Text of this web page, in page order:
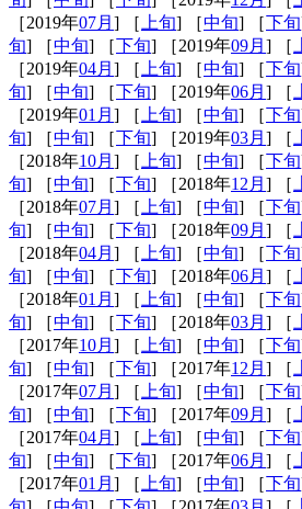
［2019年07月 ] ［ 上旬] ［中旬] ［下旬
旬] ［中旬] ［下旬] ［2019年09月 ] ［
［2019年04月 ] ［ 上旬] ［中旬] ［下旬
旬] ［中旬] ［下旬] ［2019年06月 ] ［
［2019年01月 ] ［ 上旬] ［中旬] ［下旬
旬] ［中旬] ［下旬] ［2019年03月 ] ［
［2018年10月 ] ［ 上旬] ［中旬] ［下旬
旬] ［中旬] ［下旬] ［2018年12月 ] ［
［2018年07月 ] ［ 上旬] ［中旬] ［下旬
旬] ［中旬] ［下旬] ［2018年09月 ] ［
［2018年04月 ] ［ 上旬] ［中旬] ［下旬
旬] ［中旬] ［下旬] ［2018年06月 ] ［
［2018年01月 ] ［ 上旬] ［中旬] ［下旬
旬] ［中旬] ［下旬] ［2018年03月 ] ［
［2017年10月 ] ［ 上旬] ［中旬] ［下旬
旬] ［中旬] ［下旬] ［2017年12月 ] ［
［2017年07月 ] ［ 上旬] ［中旬] ［下旬
旬] ［中旬] ［下旬] ［2017年09月 ] ［
［2017年04月 ] ［ 上旬] ［中旬] ［下旬
旬] ［中旬] ［下旬] ［2017年06月 ] ［
［2017年01月 ] ［ 上旬] ［中旬] ［下旬